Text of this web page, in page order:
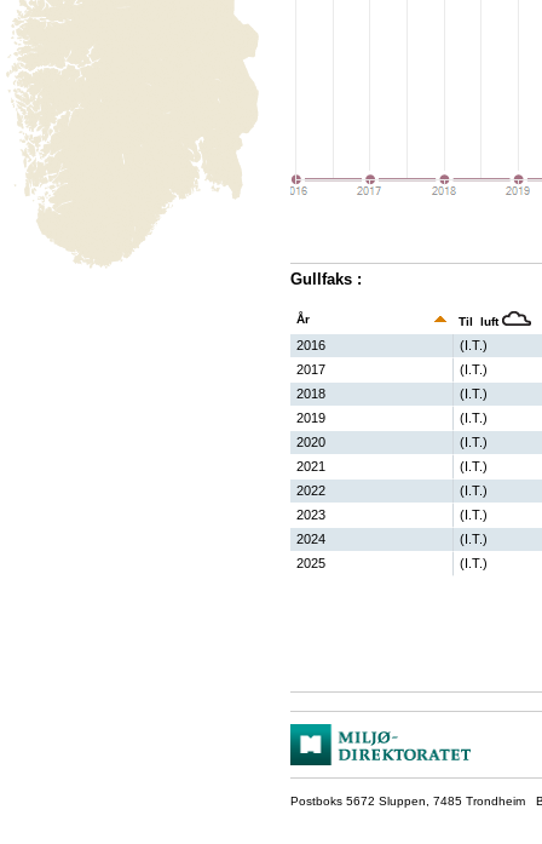
Gullfaks :
År Til luft
2016
(I.T.)
2017
(I.T.)
2018
(I.T.)
2019
(I.T.)
2020
(I.T.)
2021
(I.T.)
2022
(I.T.)
2023
(I.T.)
2024
(I.T.)
2025
(I.T.)
Postboks 5672 Sluppen, 7485 Trondheim